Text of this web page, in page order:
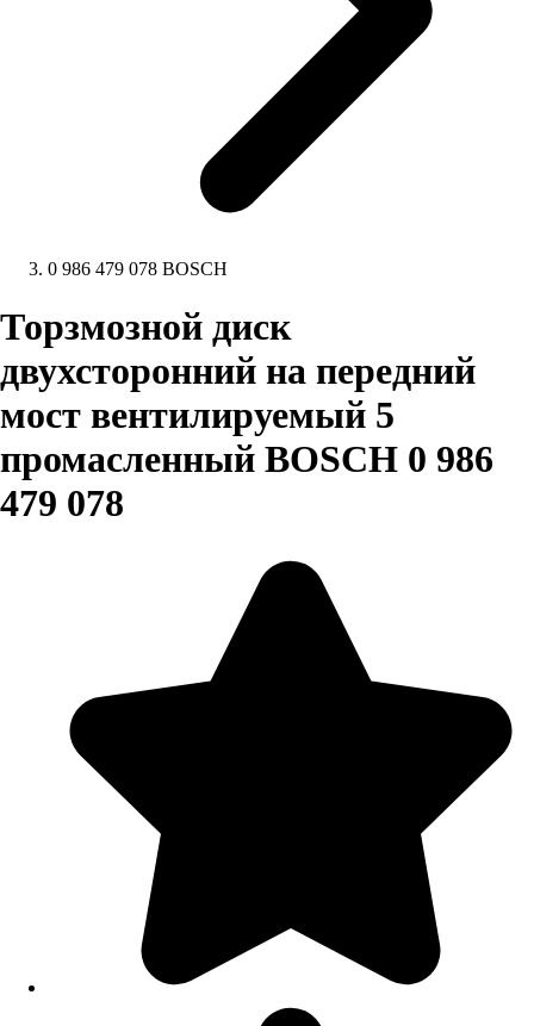
0 986 479 078 BOSCH
Торзмозной диск
двухсторонний на передний
мост вентилируемый 5
промасленный BOSCH 0 986
479 078